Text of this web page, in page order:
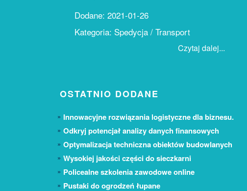
Dodane: 2021-01-26
Kategoria: Spedycja / Transport
Czytaj dalej...
OSTATNIO DODANE
Innowacyjne rozwiązania logistyczne dla biznesu.
Odkryj potencjał analizy danych finansowych
Optymalizacja techniczna obiektów budowlanych
Wysokiej jakości części do sieczkarni
Policealne szkolenia zawodowe online
Pustaki do ogrodzeń łupane